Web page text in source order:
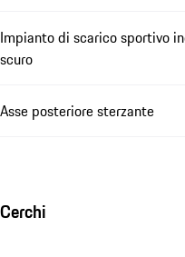
Impianto di scarico sportivo
scuro
Asse posteriore sterzante
Cerchi